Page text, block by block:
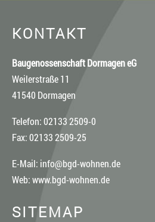
KONTAKT
Baugenossenschaft Dormagen eG
Weilerstraße 11
41540 Dormagen
Telefon: 02133 2509-0
Fax: 02133 2509-25
E-Mail: info@bgd-wohnen.de
Web:www.bgd-wohnen.de
SITEMAP